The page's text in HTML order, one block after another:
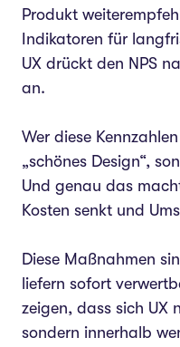
Produkt
Indikatoren für
UX drückt den NPS
an.
Wer diese
„schönes Design“,
Und genau das
Kosten senkt und
Diese Maßnahmen
liefern sofort
zeigen, dass sich UX
sondern innerhalb